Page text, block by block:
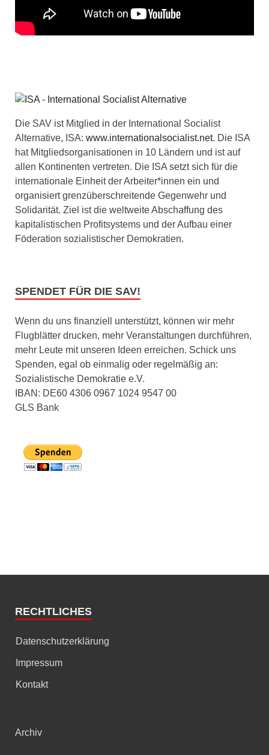
Die SAV ist Mitglied in der International Socialist
Alternative, ISA: www.internationalsocialist.net. Die ISA
hat Mitgliedsorganisationen in 10 Ländern und ist auf
allen Kontinenten vertreten. Die ISA setzt sich für die
internationale Einheit der Arbeiter*innen ein und
organisiert grenzüberschreitende Gegenwehr und
Solidarität. Ziel ist die weltweite Abschaffung des
kapitalistischen Profitsystems und der Aufbau einer
Föderation sozialistischer Demokratien.
SPENDET FÜR DIE SAV!
Wenn du uns finanziell unterstützt, können wir mehr
Flugblätter drucken, mehr Veranstaltungen durchführen,
mehr Leute mit unseren Ideen erreichen. Schick uns
Spenden, egal ob einmalig oder regelmäßig an:
Sozialistische Demokratie e.V.
IBAN: DE60 4306 0967 1024 9547 00
GLS Bank
RECHTLICHES
Datenschutzerklärung
Impressum
Kontakt
Archiv